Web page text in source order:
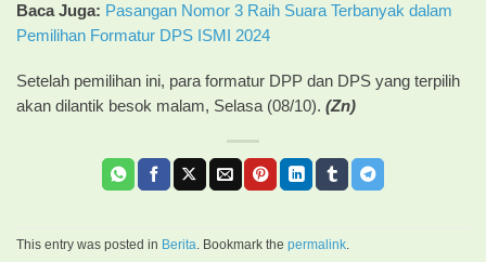
Baca Juga: Pasangan Nomor 3 Raih Suara Terbanyak dalam
Pemilihan Formatur DPS ISMI 2024
Setelah pemilihan ini, para formatur DPP dan DPS yang terpilih
akan dilantik besok malam, Selasa (08/10). (Zn)
This entry was posted in Berita . Bookmark the permalink